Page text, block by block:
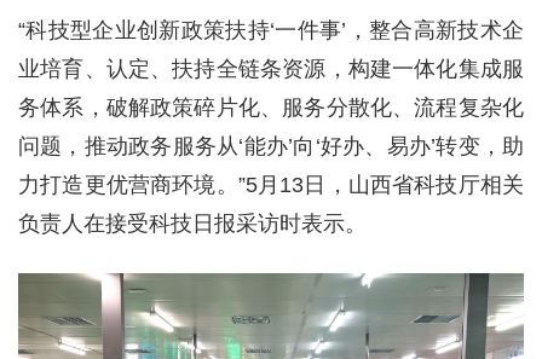
“科技型企业创新政策扶持‘一件事’，整合高新技术企
业培育、认定、扶持全链条资源，构建一体化集成服
务体系，破解政策碎片化、服务分散化、流程复杂化
问题，推动政务服务从‘能办’向‘好办、易办’转变，助
力打造更优营商环境。”5月13日，山西省科技厅相关
负责人在接受科技日报采访时表示。